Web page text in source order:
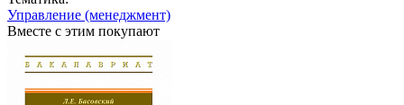
Управление (менеджмент)
Вместе с этим покупают